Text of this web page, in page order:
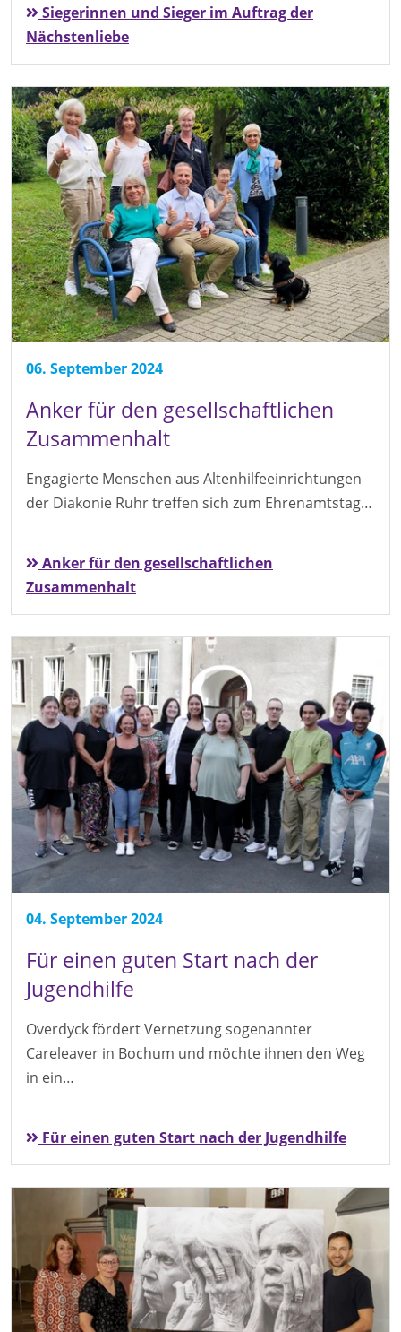
Siegerinnen und Sieger im Auftrag der
Nächstenliebe
06. September 2024
Anker für den gesellschaftlichen
Zusammenhalt
Engagierte Menschen aus Altenhilfeeinrichtungen
der Diakonie Ruhr treffen sich zum Ehrenamtstag…
Anker für den gesellschaftlichen
Zusammenhalt
04. September 2024
Für einen guten Start nach der
Jugendhilfe
Overdyck fördert Vernetzung sogenannter
Careleaver in Bochum und möchte ihnen den Weg
in ein…
Für einen guten Start nach der Jugendhilfe